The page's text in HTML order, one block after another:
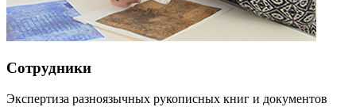
Сотрудники
Экспертиза разноязычных рукописных книг и документов